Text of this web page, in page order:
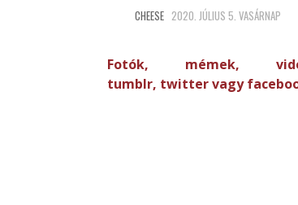
CHEESE 2020. JÚLIUS 5. VASÁRNAP
Fotók,
tumblr, twittervagy